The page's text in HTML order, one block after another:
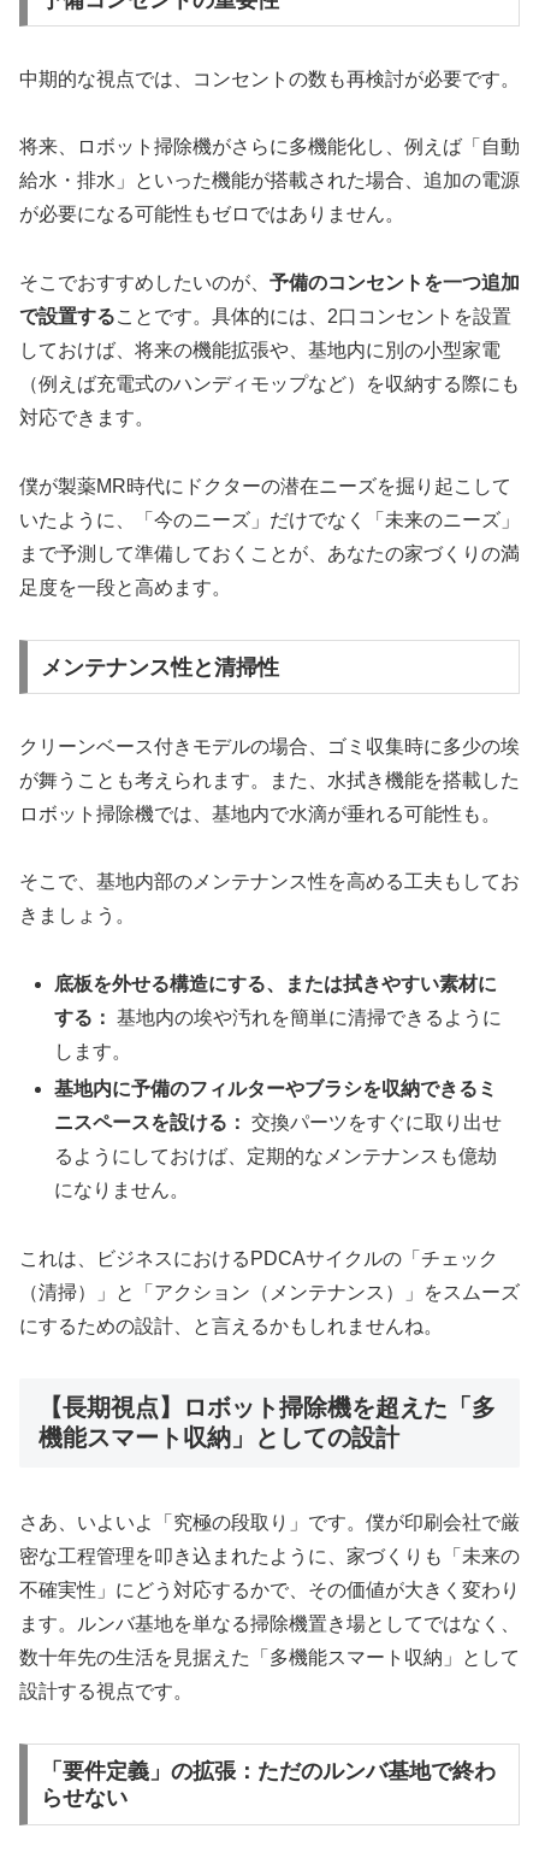
中期的な視点では、コンセントの数も再検討が必要です。
将来、ロボット掃除機がさらに多機能化し、例えば「自動
給水・排水」といった機能が搭載された場合、追加の電源
が必要になる可能性もゼロではありません。
そこでおすすめしたいのが、 予備のコンセントを一つ追加
で設置することです。具体的には、2口コンセントを設置
しておけば、将来の機能拡張や、基地内に別の小型家電
（例えば充電式のハンディモップなど）を収納する際にも
対応できます。
僕が製薬MR時代にドクターの潜在ニーズを掘り起こして
いたように、「今のニーズ」だけでなく「未来のニーズ」
まで予測して準備しておくことが、あなたの家づくりの満
足度を一段と高めます。
メンテナンス性と清掃性
クリーンベース付きモデルの場合、ゴミ収集時に多少の埃
が舞うことも考えられます。また、水拭き機能を搭載した
ロボット掃除機では、基地内で水滴が垂れる可能性も。
そこで、基地内部のメンテナンス性を高める工夫もしてお
きましょう。
底板を外せる構造にする、または拭きやすい素材に
する： 基地内の埃や汚れを簡単に清掃できるように
します。
基地内に予備のフィルターやブラシを収納できるミ
ニスペースを設ける： 交換パーツをすぐに取り出せ
るようにしておけば、定期的なメンテナンスも億劫
になりません。
これは、ビジネスにおけるPDCAサイクルの「チェック
（清掃）」と「アクション（メンテナンス）」をスムーズ
にするための設計、と言えるかもしれませんね。
【長期視点】ロボット掃除機を超えた「多
機能スマート収納」としての設計
さあ、いよいよ「究極の段取り」です。僕が印刷会社で厳
密な工程管理を叩き込まれたように、家づくりも「未来の
不確実性」にどう対応するかで、その価値が大きく変わり
ます。ルンバ基地を単なる掃除機置き場としてではなく、
数十年先の生活を見据えた「多機能スマート収納」として
設計する視点です。
「要件定義」の拡張：ただのルンバ基地で終わ
らせない